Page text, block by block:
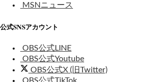
MSNニュース
公式SNSアカウント
OBS公式LINE
OBS公式Youtube
OBS公式X (旧Twitter)